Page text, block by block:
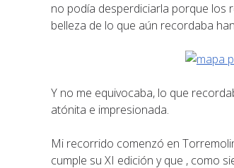
no podía desperdiciarla porque los
belleza de lo que aún recordaba
Y no me equivocaba, lo que
atónita e impresionada.
Mi recorrido comenzó en
cumple su XI edición y que , como